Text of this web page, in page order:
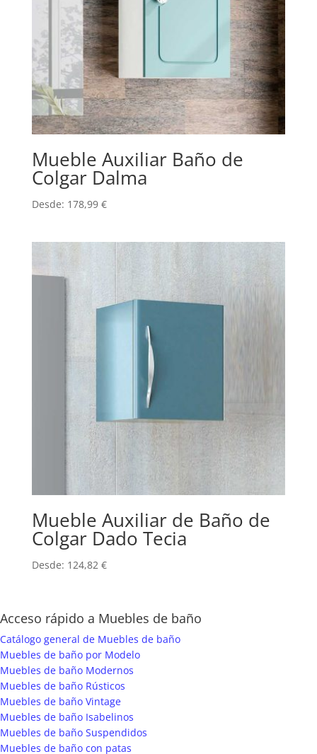
Mueble Auxiliar Baño de
Colgar Dalma
Desde: 178,99 €
Mueble Auxiliar de Baño de
Colgar Dado Tecia
Desde: 124,82 €
Acceso rápido a Muebles de baño
Catálogo general de Muebles de baño
Muebles de baño por Modelo
Muebles de baño Modernos
Muebles de baño Rústicos
Muebles de baño Vintage
Muebles de baño Isabelinos
Muebles de baño Suspendidos
Muebles de baño con patas